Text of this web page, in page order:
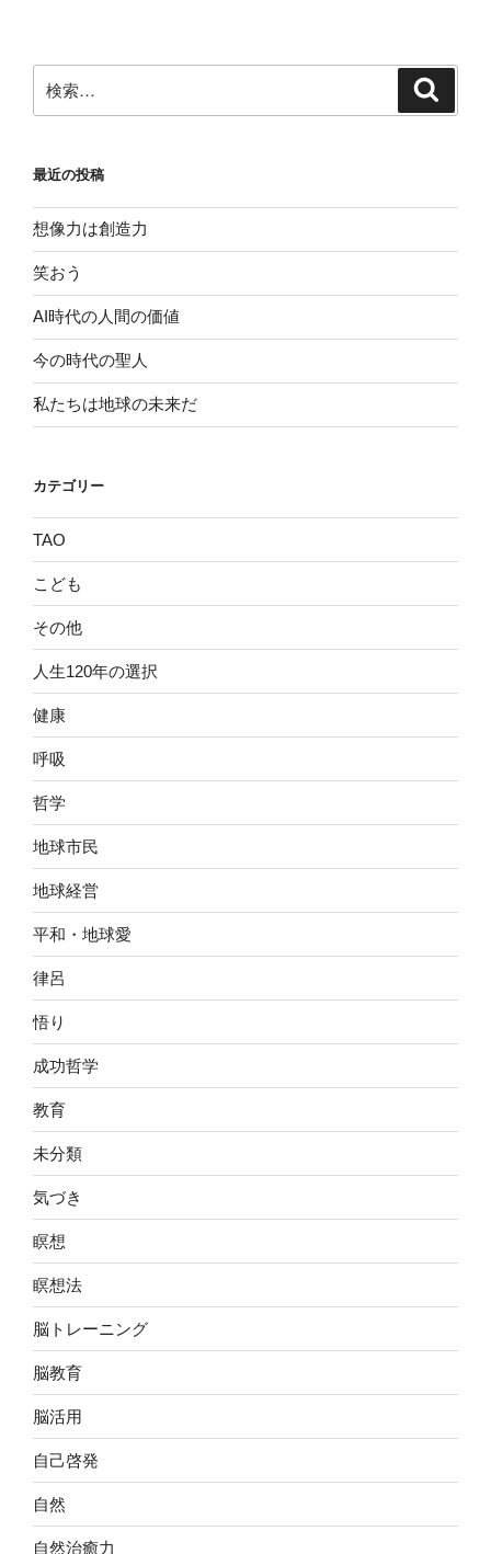
ン
索:
最近の投稿
想像力は創造力
笑おう
AI時代の人間の価値
今の時代の聖人
私たちは地球の未来だ
カテゴリー
TAO
こども
その他
人生120年の選択
健康
呼吸
哲学
地球市民
地球経営
平和・地球愛
律呂
悟り
成功哲学
教育
未分類
気づき
瞑想
瞑想法
脳トレーニング
脳教育
脳活用
自己啓発
自然
自然治癒力